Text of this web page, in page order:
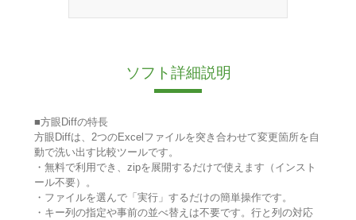
ソフト詳細説明
■方眼Diffの特長
方眼Diffは、2つのExcelファイルを突き合わせて変更箇所を自
動で洗い出す比較ツールです。
・無料で利用でき、zipを展開するだけで使えます（インスト
ール不要）。
・ファイルを選んで「実行」するだけの簡単操作です。
・キー列の指定や事前の並べ替えは不要です。行と列の対応